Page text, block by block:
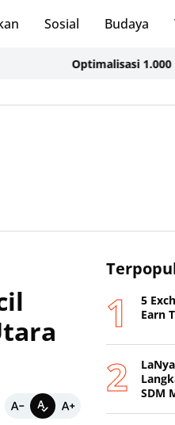
Sosial Budaya
Optimalisasi 1.000 HPK,
5
Earn
SDM